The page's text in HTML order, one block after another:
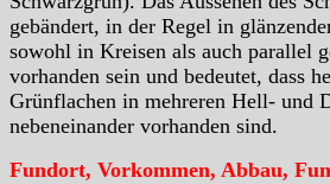
gebändert, in der Regel in
sowohl in Kreisen als auch parallel
vorhanden sein und bedeutet, dass
Grünflachen in mehreren Hell- und
nebeneinander vorhanden sind.
Fundort, Vorkommen, Abbau,